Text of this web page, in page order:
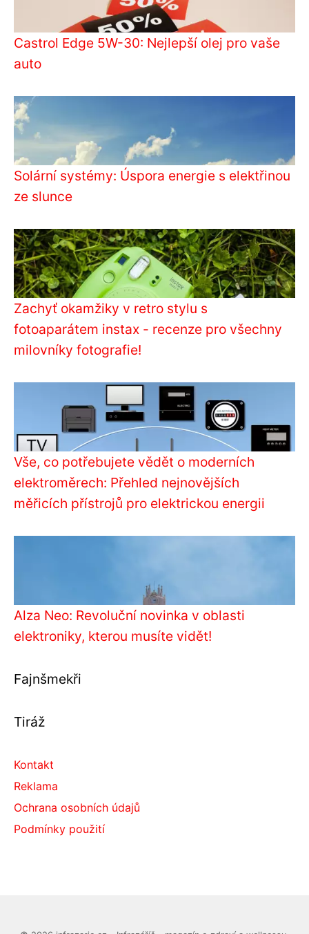
Castrol Edge 5W-30: Nejlepší olej pro vaše
auto
Solární systémy: Úspora energie s elektřinou
ze slunce
Zachyť okamžiky v retro stylu s
fotoaparátem instax - recenze pro všechny
milovníky fotografie!
Vše, co potřebujete vědět o moderních
elektroměrech: Přehled nejnovějších
měřicích přístrojů pro elektrickou energii
Alza Neo: Revoluční novinka v oblasti
elektroniky, kterou musíte vidět!
Fajnšmekři
Tiráž
Kontakt
Reklama
Ochrana osobních údajů
Podmínky použití